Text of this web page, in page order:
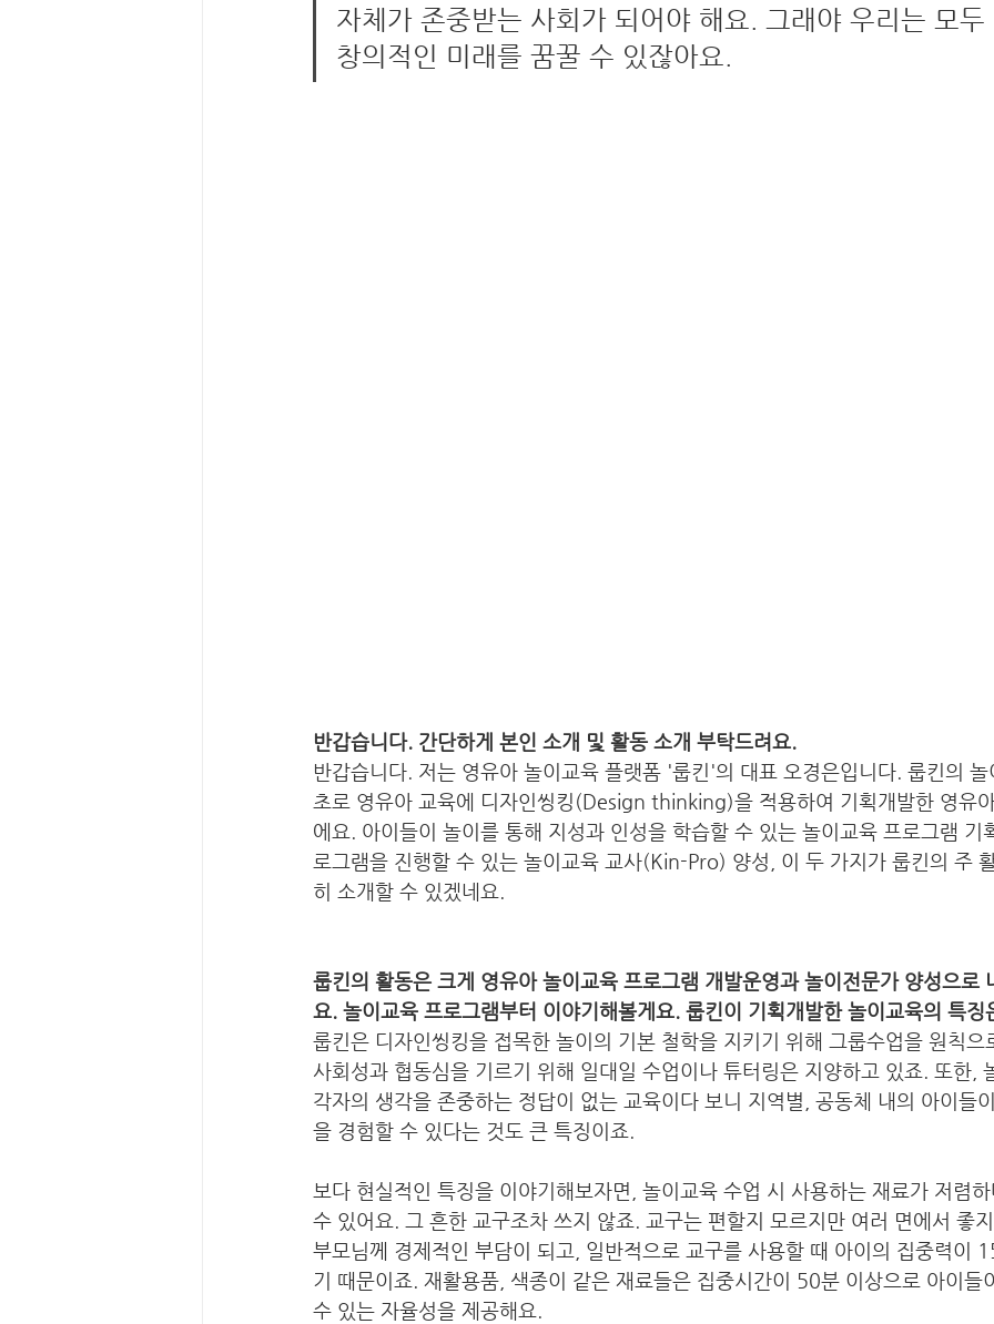
자체가 존중받는 사회가 되어야 해요. 그래야 우리는 모두
창의적인 미래를 꿈꿀 수 있잖아요.
반갑습니다. 간단하게 본인 소개 및 활동 소개 부탁드려요.
반갑습니다. 저는 영유아 놀이교육 플랫폼 '룹킨'의 대표 오경은입니다. 룹킨의 놀
초로 영유아 교육에 디자인씽킹(Design thinking)을 적용하여 기획개발한 영유아
에요. 아이들이 놀이를 통해 지성과 인성을 학습할 수 있는 놀이교육 프로그램 기
로그램을 진행할 수 있는 놀이교육 교사(Kin-Pro) 양성, 이 두 가지가 룹킨의 주
히 소개할 수 있겠네요.
룹킨의 활동은 크게 영유아 놀이교육 프로그램 개발운영과 놀이전문가 양성으로
요. 놀이교육 프로그램부터 이야기해볼게요. 룹킨이 기획개발한 놀이교육의 특징
룹킨은 디자인씽킹을 접목한 놀이의 기본 철학을 지키기 위해 그룹수업을 원칙으
사회성과 협동심을 기르기 위해 일대일 수업이나 튜터링은 지양하고 있죠. 또한,
각자의 생각을 존중하는 정답이 없는 교육이다 보니 지역별, 공동체 내의 아이들
을 경험할 수 있다는 것도 큰 특징이죠.
보다 현실적인 특징을 이야기해보자면, 놀이교육 수업 시 사용하는 재료가 저렴
수 있어요. 그 흔한 교구조차 쓰지 않죠. 교구는 편할지 모르지만 여러 면에서 좋
부모님께 경제적인 부담이 되고, 일반적으로 교구를 사용할 때 아이의 집중력이
기 때문이죠. 재활용품, 색종이 같은 재료들은 집중시간이 50분 이상으로 아이들
수 있는 자율성을 제공해요.